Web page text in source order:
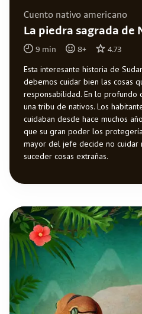
Cuento nativo americano
La piedra sagrada de
9 min 8+ 4.73
Esta interesante historia de
debemos cuidar bien las cosas
responsabilidad. En lo profundo
una tribu de nativos. Los
cuidaban desde hace muchos
que su gran poder los
mayor del jefe decide no cuidar
suceder cosas extrañas.